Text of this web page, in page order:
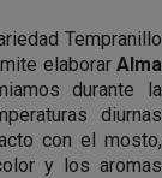
Tempranillo
elaborar Alma
durante la
diurnas
con el mosto,
y los aromas